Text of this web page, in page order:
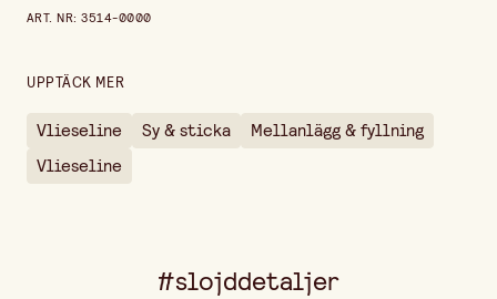
ART. NR:3514-0000
UPPTÄCK MER
Vlieseline Sy & sticka
Mellanlägg & fyllning
Vlieseline
#slojddetaljer